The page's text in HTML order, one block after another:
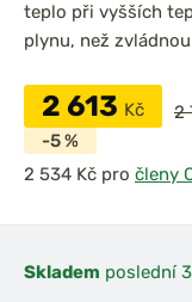
teplo při vyšších
plynu, než
2 613 Kč
2
-5 %
pro členy
Skladem poslední